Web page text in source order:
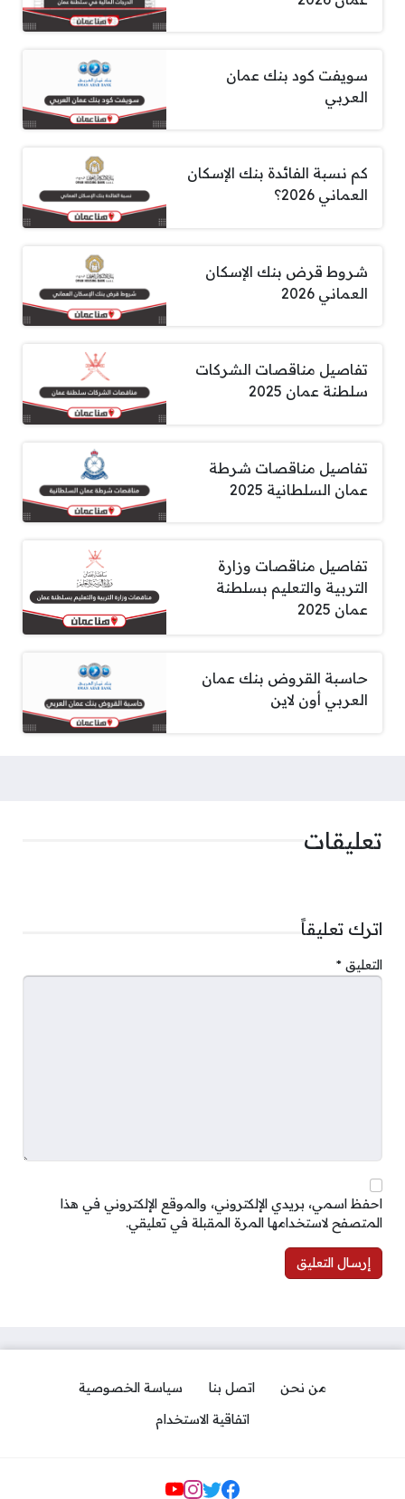
سويفت كود بنك عمان
العربي
كم نسبة الفائدة بنك الإسكان
العماني 2026؟
شروط قرض بنك الإسكان
العماني 2026
تفاصيل مناقصات الشركات
سلطنة عمان 2025
تفاصيل مناقصات شرطة
عمان السلطانية 2025
تفاصيل مناقصات وزارة
التربية والتعليم بسلطنة
عمان 2025
حاسبة القروض بنك عمان
العربي أون لاين
تعليقات
اترك تعليقاً
التعليق *
احفظ اسمي، بريدي الإلكتروني، والموقع الإلكتروني في هذا
المتصفح لاستخدامها المرة المقبلة في تعليقي.
من نحن اتصل بنا
سياسة الخصوصية
اتفاقية الاستخدام